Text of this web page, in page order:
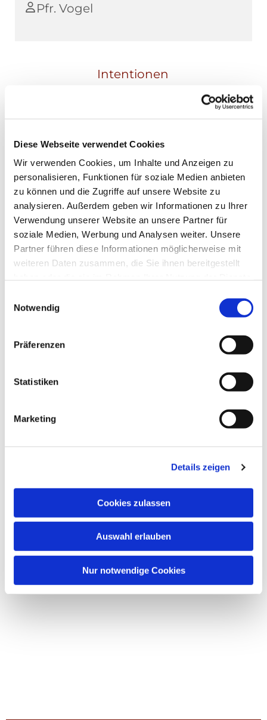
Diese Webseite verwendet Cookies
Wir verwenden Cookies, um Inhalte und Anzeigen zu
personalisieren, Funktionen für soziale Medien anbieten
zu können und die Zugriffe auf unsere Website zu
analysieren. Außerdem geben wir Informationen zu Ihrer
Verwendung unserer Website an unsere Partner für
soziale Medien, Werbung und Analysen weiter. Unsere
Partner führen diese Informationen möglicherweise mit
weiteren Daten zusammen, die Sie ihnen bereitgestellt
Notwendig
Präferenzen
Statistiken
Marketing
Details zeigen
Cookies zulassen
Auswahl erlauben
Nur notwendige Cookies
Pfr. Vogel
Intentionen
Dies könnte Sie auch